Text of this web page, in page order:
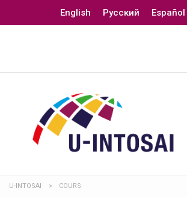
English Русский Español
U-INTOSAI > COURS